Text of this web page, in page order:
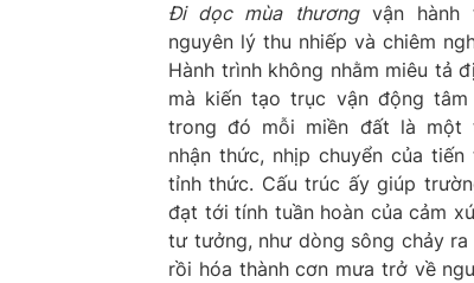
Đi dọc mùa thươngvận hành
nguyên lý thu nhiếp và chiêm
Hành trình không nhằm miêu tả
mà kiến tạo trục vận động tâm
trong đó mỗi miền đất là một
nhận thức, nhịp chuyển của tiến
tỉnh thức. Cấu trúc ấy giúp
đạt tới tính tuần hoàn của cảm
tư tưởng, như dòng sông chảy ra
rồi hóa thành cơn mưa trở về